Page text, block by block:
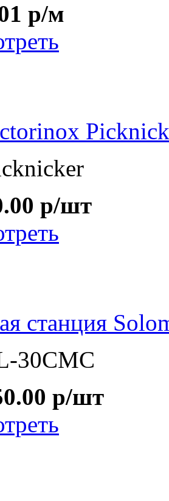
р/м
р/шт
станция
30CMC
р/шт